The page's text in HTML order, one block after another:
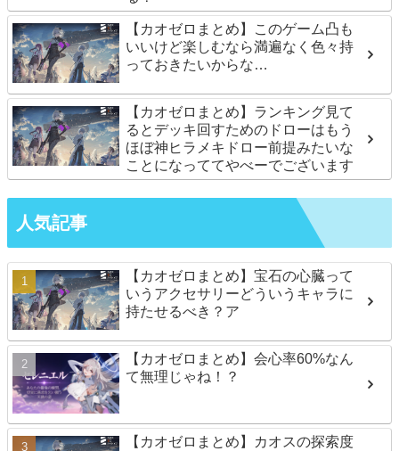
【カオゼロまとめ】このゲーム凸も
いいけど楽しむなら満遍なく色々持
っておきたいからな…
【カオゼロまとめ】ランキング見て
るとデッキ回すためのドローはもう
ほぼ神ヒラメキドロー前提みたいな
ことになっててやべーでございます
人気記事
【カオゼロまとめ】宝石の心臓って
いうアクセサリーどういうキャラに
持たせるべき？ア
【カオゼロまとめ】会心率60%なん
て無理じゃね！？
【カオゼロまとめ】カオスの探索度